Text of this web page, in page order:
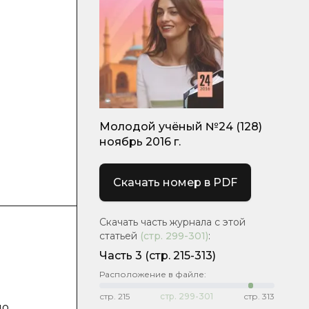
Молодой учёный №24 (128)
ноябрь 2016 г.
Скачать номер в PDF
Скачать часть журнала с этой
статьей (стр. 299-301):
Часть 3 (cтр. 215-313)
Расположение в файле:
стр. 215 стр. 299-301 стр. 313